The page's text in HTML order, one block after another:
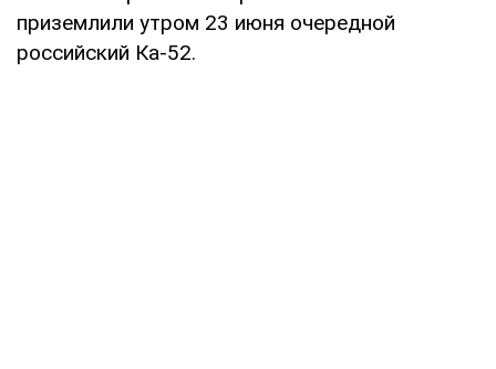
приземлили утром 23 июня очередной
российский Ка-52.